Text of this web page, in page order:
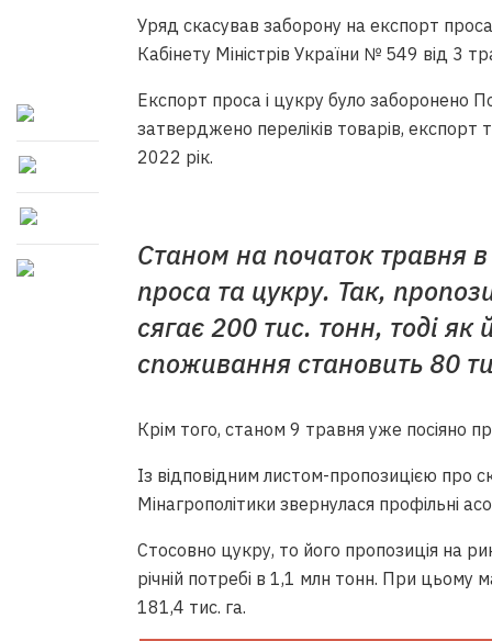
Уряд скасував заборону на експорт
Кабінету Міністрів України № 549 від 3
Експорт проса і цукру було
затверджено переліків товарів, експорт
2022 рік.
Станом на початок травня
проса та цукру. Так,
сягає 200 тис. тонн, тоді як
споживання становить 80
Крім того, станом 9 травня уже посіяно
Із відповідним листом-пропозицією про
Мінагрополітики звернулася профільні
Стосовно цукру, то його пропозиція на
річній потребі в 1,1 млн тонн. При
181,4 тис. га.